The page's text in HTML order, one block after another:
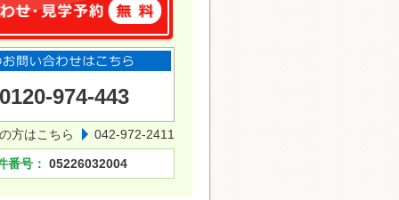
0120-974-443
方はこちら 042-972-2411
番号： 05226032004